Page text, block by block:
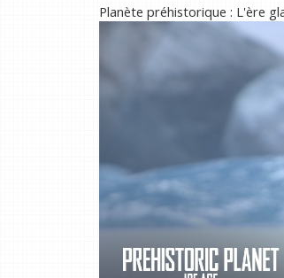
Planète préhistorique : L'ère